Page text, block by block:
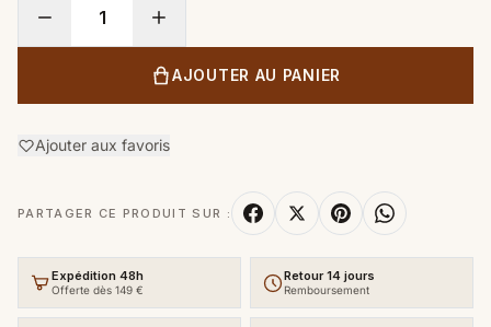
AJOUTER AU PANIER
Ajouter aux favoris
PARTAGER CE PRODUIT SUR :
Expédition 48h
Offerte dès 149 €
Retour 14 jours
Remboursement